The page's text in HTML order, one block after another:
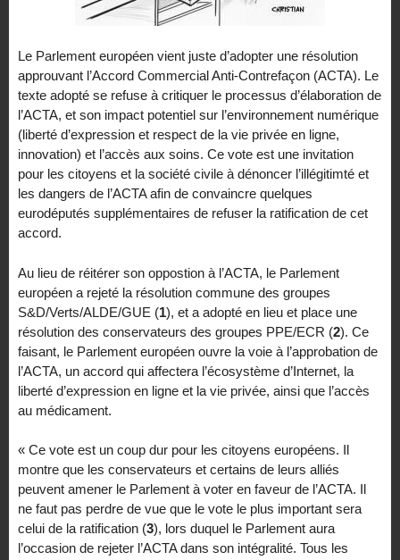
Le Parlement européen vient juste d’adopter une résolution
approuvant l’Accord Commercial Anti-Contrefaçon (ACTA). Le
texte adopté se refuse à critiquer le processus d’élaboration de
l’ACTA, et son impact potentiel sur l’environnement numérique
(liberté d’expression et respect de la vie privée en ligne,
innovation) et l’accès aux soins. Ce vote est une invitation
pour les citoyens et la société civile à dénoncer l’illégitimté et
les dangers de l’ACTA afin de convaincre quelques
eurodéputés supplémentaires de refuser la ratification de cet
accord.
Au lieu de réitérer son oppostion à l’ACTA, le Parlement
européen a rejeté la résolution commune des groupes
S&D/Verts/ALDE/GUE (1), et a adopté en lieu et place une
résolution des conservateurs des groupes PPE/ECR (2). Ce
faisant, le Parlement européen ouvre la voie à l’approbation de
l’ACTA, un accord qui affectera l’écosystème d’Internet, la
liberté d’expression en ligne et la vie privée, ainsi que l’accès
au médicament.
« Ce vote est un coup dur pour les citoyens européens. Il
montre que les conservateurs et certains de leurs alliés
peuvent amener le Parlement à voter en faveur de l’ACTA. Il
ne faut pas perdre de vue que le vote le plus important sera
celui de la ratification (3), lors duquel le Parlement aura
l’occasion de rejeter l’ACTA dans son intégralité. Tous les